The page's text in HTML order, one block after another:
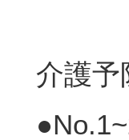
介護